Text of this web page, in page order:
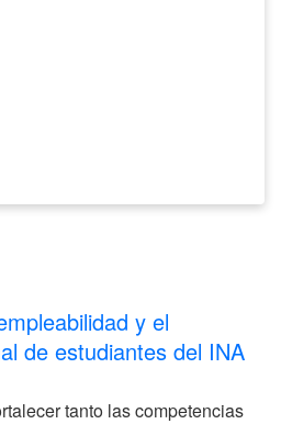
y el
de estudiantes del INA
tanto las competencias